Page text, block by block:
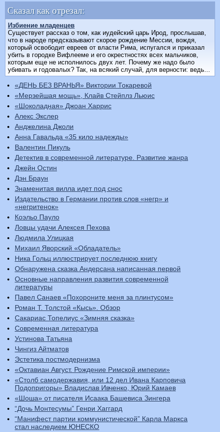
Сказал как отрезал:
Избиение младенцев
Существует рассказ о том, как иудейский царь Ирод, про­слышав,
что в народе предсказывают скорое рождение Мес­сии, вождя,
который освободит евреев от власти Рима, ис­пугался и приказал
убить в городке Вифлееме и его окре­стностях всех мальчиков,
которым еще не исполнилось двух лет. Почему же надо было
убивать и годовалых? Так, на вся­кий случай, для верности: ведь...
«ДЕНЬ БЕЗ ВРАНЬЯ» Виктории Токаревой
«Мерзейшая мощь», Клайв Стейплз Льюис
«Шоколадная» Джоан Харрис
Алекс Экслер
Анджелина Джоли
Анна Гавальда «35 кило надежды»
Валентин Пикуль
Детектив в современной литературе. Развитие жанра
Джейн Остин
Дэн Браун
Знаменитая вилла идет под снос
Издательство в Германии против слов «негр» и
«негритенок»
Коэльо Пауло
Ловцы удачи Алексея Пехова
Людмила Улицкая
Михаил Яворский «Обладатель»
Ника Гольц иллюстрирует последнюю книгу
Обнаружена сказка Андерсана написанная первой
Основные направления развития современной
литературы
Павел Санаев «Похороните меня за плинтусом»
Роман Т. Толстой «Кысь». Обзор
Сакариас Топелиус «Зимняя сказка»
Современная литература
Устинова Татьяна
Чингиз Айтматов
Эстетика постмодернизма
«Октавиан Август. Рождение Римской империи»
«Столб самодержавия, или 12 дел Ивана Карповича
Подопригоры» Владислав Ивченко, Юрий Камаев
«Шоша» от писателя Исаака Башевиса Зингера
“Дочь Монтесумы” Генри Хаггард
“Манифест партии коммунистической” Карла Маркса
стал наследием ЮНЕСКО